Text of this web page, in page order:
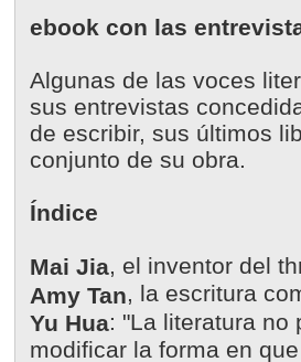
ebook con las
Algunas de las voces
sus entrevistas
de escribir, sus últimos
conjunto de su obra.
Índice
Mai Jia , el inventor del
Amy Tan, la escritura
Yu Hua: "La literatura no
modificar la forma en